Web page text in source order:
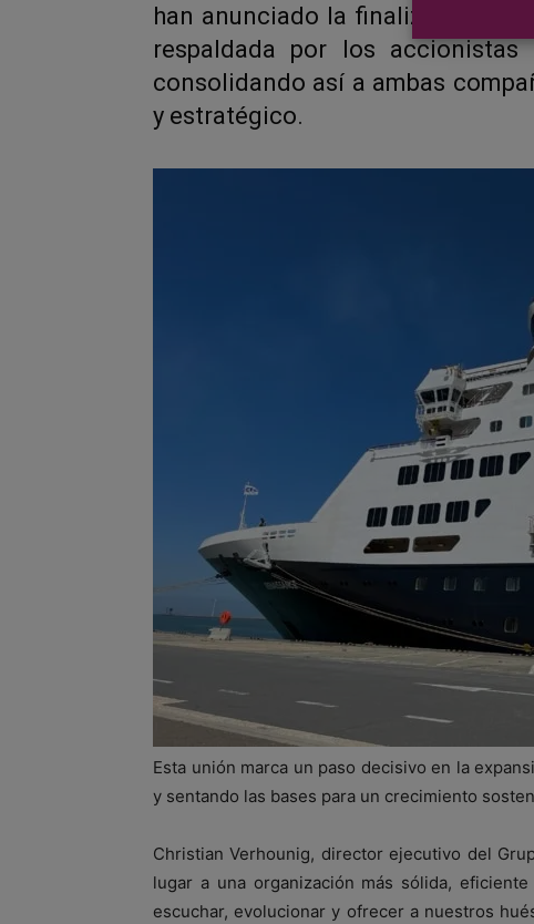
han anunciado la finalización
respaldada por los accionistas
consolidando así a ambas
y estratégico.
Esta unión marca un paso decisivo en la
y sentando las bases para un crecimiento
Christian Verhounig, director ejecutivo del
lugar a una organización más sólida,
escuchar, evolucionar y ofrecer a nuestros